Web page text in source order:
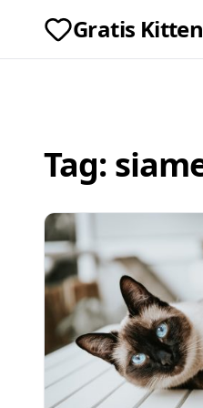
Gratis
Tag: